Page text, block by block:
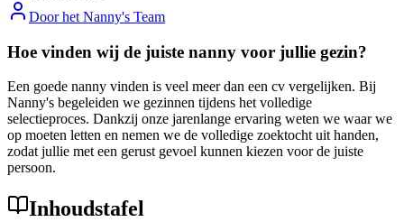
Door het Nanny's Team
Hoe vinden wij de juiste nanny voor jullie gezin?
Een goede nanny vinden is veel meer dan een cv vergelijken. Bij
Nanny's begeleiden we gezinnen tijdens het volledige
selectieproces. Dankzij onze jarenlange ervaring weten we waar we
op moeten letten en nemen we de volledige zoektocht uit handen,
zodat jullie met een gerust gevoel kunnen kiezen voor de juiste
persoon.
Inhoudstafel